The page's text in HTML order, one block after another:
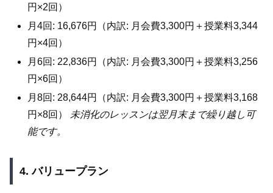
円×2回）
月4回: 16,676円（内訳: 月会費3,300円＋授業料3,344
円×4回）
月6回: 22,836円（内訳: 月会費3,300円＋授業料3,256
円×6回）
月8回: 28,644円（内訳: 月会費3,300円＋授業料3,168
円×8回）
未消化のレッスンは翌月末まで繰り越し可
能です。
4. バリュープラン